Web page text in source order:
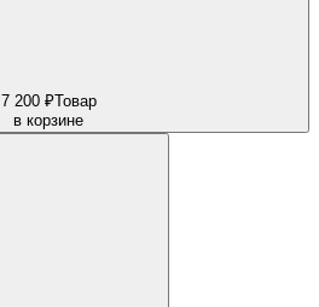
7 200 ₽Товар
в корзине